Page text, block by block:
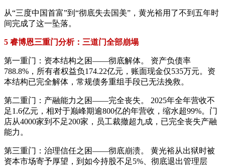
从“三度中国首富”到“彻底失去国美”，黄光裕用了不到五年时
间完成了这一坠落。
5 睿博恩三重门分析：三道门全部崩塌
第一重门：资本结构之困——彻底解体。 资产负债率
788.8%，所有者权益负174.22亿元，账面现金仅535万元。资
本结构已完全解体，常规债务重组手段已无法挽救。
第二重门：产融能力之困——完全丧失。 2025年全年营收不
足1.6亿元，相对于巅峰期逾800亿的年营收，缩水超99%。门
店从4000家到不足200家，员工裁撤超九成，已完全丧失产融
能力。
第三重门：治理信任之困——彻底崩溃。 黄光裕从出狱时被
资本市场寄予厚望，到如今持股不足5%、彻底退出管理层